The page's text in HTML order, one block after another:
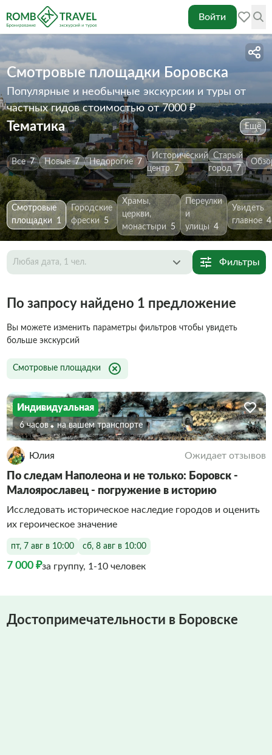
Войти
Смотровые площадки Боровска
Популярные и необычные экскурсии и туры от
частных гидовстоимостью от 7000 ₽
Тематика Ещё
Все 7 Новые 7 Недорогие 7
Исторический
центр
7
Старый
город
7
Смотровые
площадки
1
Городские
фрески
5
Храмы,
церкви,
монастыри
5
Переулки
и
улицы 4
Увидеть
главное 4
Любая дата, 1 чел. Фильтры
По запросу найдено 1 предложение
Вы можете изменить параметры фильтров чтобы увидеть
больше экскурсий
Смотровые площадки
Индивидуальная
6 часов на вашем транспорте
Юлия Ожидает отзывов
По следам Наполеона и не только: Боровск -
Малоярославец - погружение в историю
Исследовать историческое наследие городов и оценить
их героическое значение
пт, 7 авг в 10:00 сб, 8 авг в 10:00
7 000 ₽за группу, 1-10 человек
Достопримечательности в Боровске